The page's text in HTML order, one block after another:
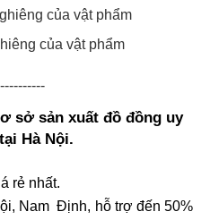
của vật phẩm
sở sản xuất đồ đồng uy
Hà Nội.
rẻ nhất.
Nam Định, hỗ trợ đến 50%